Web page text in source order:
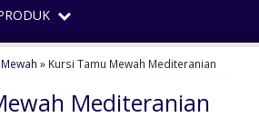
» Kursi Tamu Mewah Mediteranian
Mediteranian